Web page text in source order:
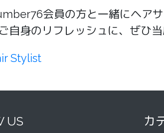
会員の方と一緒にヘア
自身のリフレッシュに、ぜひ
Stylist
US カ